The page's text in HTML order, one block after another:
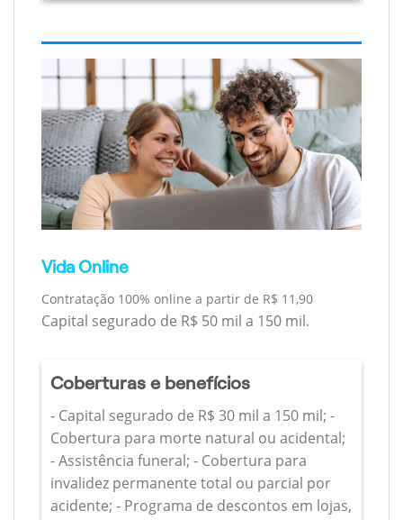
Vida Online
Contratação 100% online a partir de R$ 11,90
Capital segurado de R$ 50 mil a 150 mil.
Coberturas e benefícios
- Capital segurado de R$ 30 mil a 150 mil; -
Cobertura para morte natural ou acidental;
- Assistência funeral; - Cobertura para
invalidez permanente total ou parcial por
acidente; - Programa de descontos em lojas,